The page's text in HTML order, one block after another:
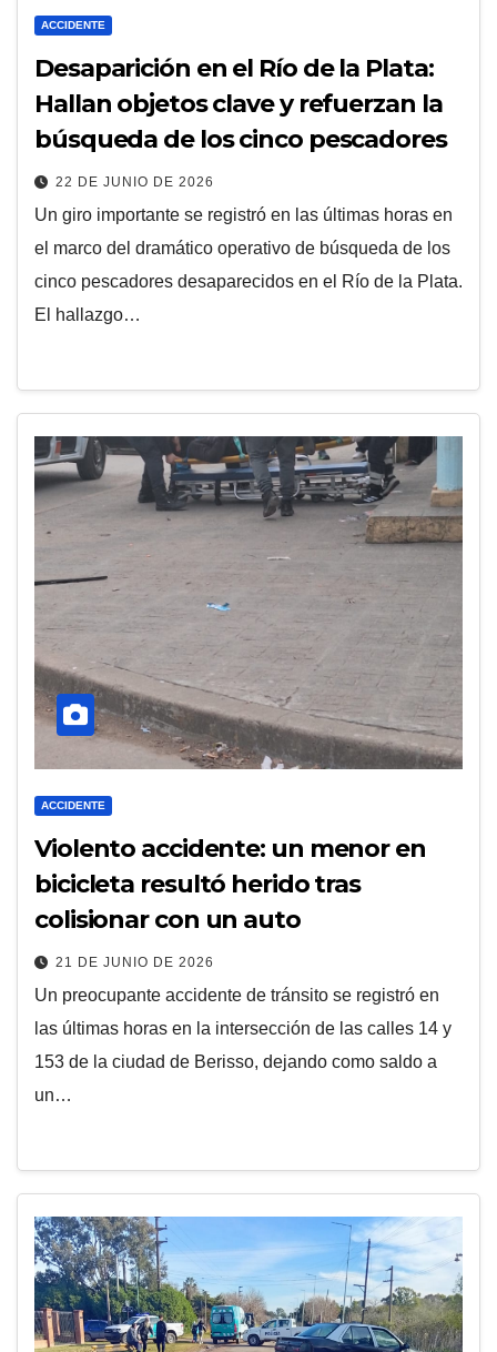
ACCIDENTE
Desaparición en el Río de la Plata:
Hallan objetos clave y refuerzan la
búsqueda de los cinco pescadores
22 DE JUNIO DE 2026
Un giro importante se registró en las últimas horas en
el marco del dramático operativo de búsqueda de los
cinco pescadores desaparecidos en el Río de la Plata.
El hallazgo…
ACCIDENTE
Violento accidente: un menor en
bicicleta resultó herido tras
colisionar con un auto
21 DE JUNIO DE 2026
Un preocupante accidente de tránsito se registró en
las últimas horas en la intersección de las calles 14 y
153 de la ciudad de Berisso, dejando como saldo a
un…